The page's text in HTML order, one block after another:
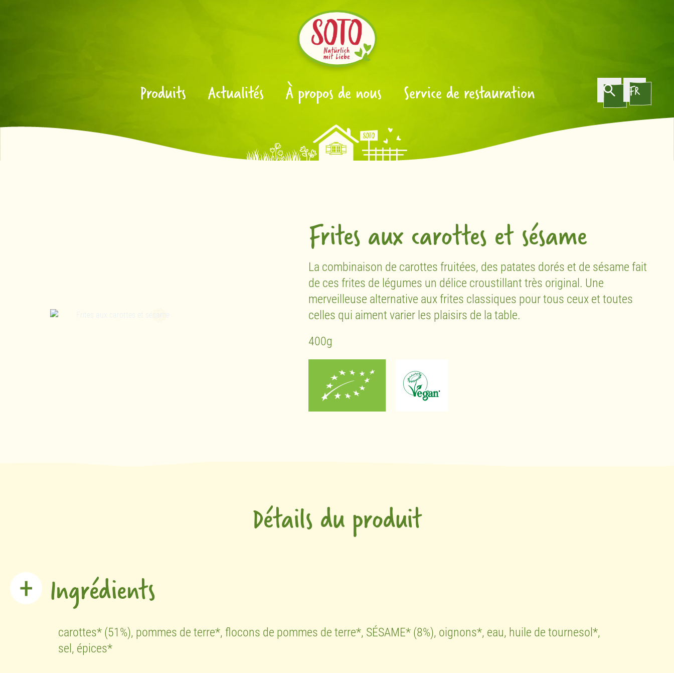
Produits Actualités À propos de nous Service de restauration FR
Frites aux carottes et sésame
La combinaison de carottes fruitées, des patates dorés et de sésame fait
de ces frites de légumes un délice croustillant très original. Une
merveilleuse alternative aux frites classiques pour tous ceux et toutes
celles qui aiment varier les plaisirs de la table.
400g
Détails du produit
Ingrédients
carottes* (51%), pommes de terre*, flocons de pommes de terre*, SÉSAME* (8%), oignons*, eau, huile de tournesol*,
sel, épices*